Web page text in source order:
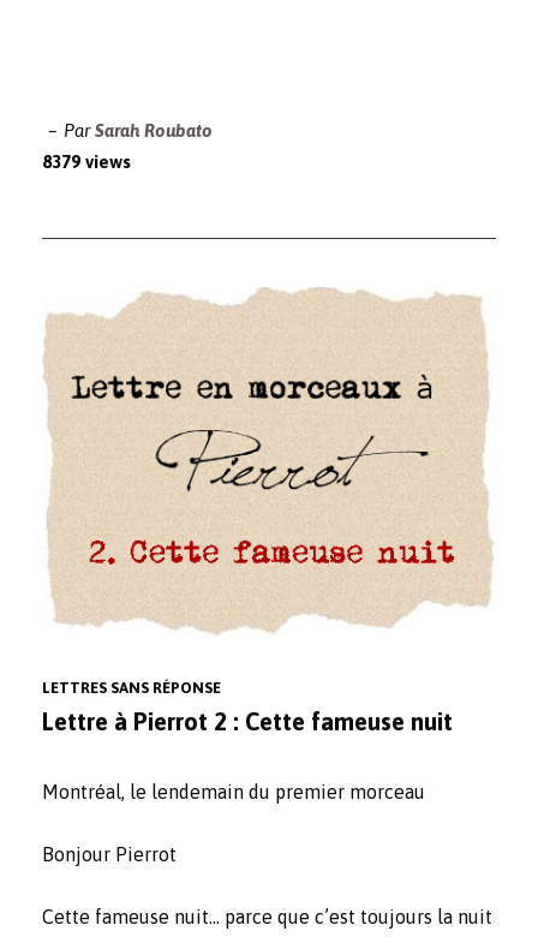
ParSarah Roubato
8379 views
LETTRES SANS RÉPONSE
Lettre à Pierrot 2 : Cette fameuse nuit
Montréal, le lendemain du premier morceau
Bonjour Pierrot
Cette fameuse nuit… parce que c’est toujours la nuit